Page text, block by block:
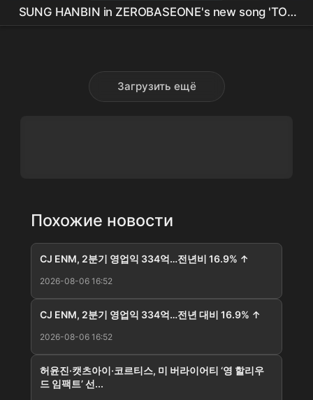
SUNG HANBIN in ZEROBASEONE's new song 'TOP
5' 🖐️ #shorts #ZEROBASEONE #성한빈⁠
Загрузить ещё
Похожие новости
CJ ENM, 2분기 영업익 334억…전년비 16.9% ↑
2026-08-06 16:52
CJ ENM, 2분기 영업익 334억…전년 대비 16.9% ↑
2026-08-06 16:52
허윤진·캣츠아이·코르티스, 미 버라이어티 ‘영 할리우
드 임팩트’ 선...